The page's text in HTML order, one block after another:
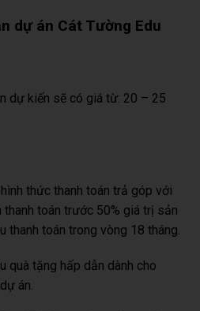
dự án Cát Tường Edu
dự kiến sẽ có giá từ: 20 – 25
thức thanh toán trả góp với
toán trước 50% giá trị sản
thanh toán trong vòng 18 tháng.
quà tặng hấp dẫn dành cho
án.